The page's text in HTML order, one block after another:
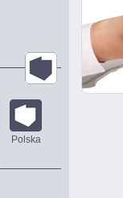
Polska